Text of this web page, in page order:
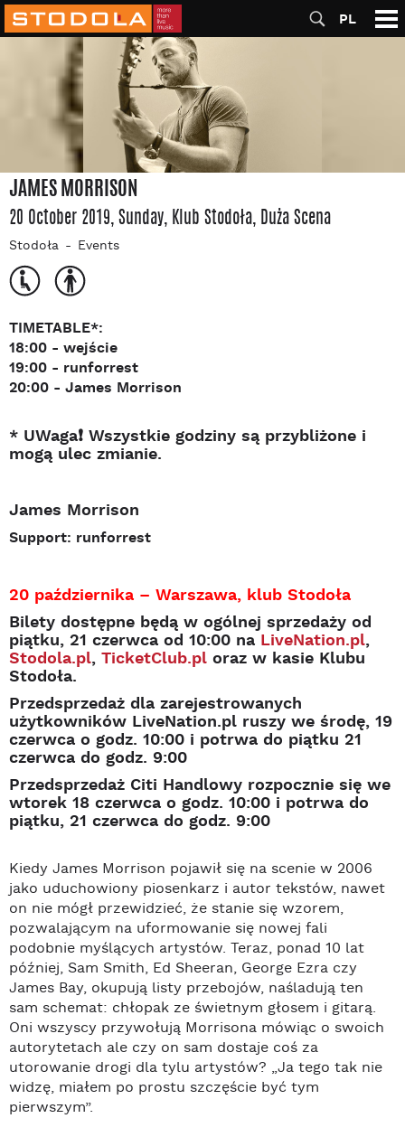
PL
JAMES MORRISON
20 October 2019, Sunday, Klub Stodoła, Duża Scena
Stodoła Events
TIMETABLE*:
18:00 - wejście
19:00 - runforrest
20:00 - James Morrison
* UWaga❗ Wszystkie godziny są przybliżone i
mogą ulec zmianie.
James Morrison
Support: runforrest
20 października – Warszawa, klub Stodoła
Bilety dostępne będą w ogólnej sprzedaży od
piątku, 21 czerwca od 10:00 na LiveNation.pl,
Stodola.pl, TicketClub.pl oraz w kasie Klubu
Stodoła.
Przedsprzedaż dla zarejestrowanych
użytkowników LiveNation.pl ruszy we środę, 19
czerwca o godz. 10:00 i potrwa do piątku 21
czerwca do godz. 9:00
Przedsprzedaż Citi Handlowy rozpocznie się we
wtorek 18 czerwca o godz. 10:00 i potrwa do
piątku, 21 czerwca do godz. 9:00
Kiedy James Morrison pojawił się na scenie w 2006
jako uduchowiony piosenkarz i autor tekstów, nawet
on nie mógł przewidzieć, że stanie się wzorem,
pozwalającym na uformowanie się nowej fali
podobnie myślących artystów. Teraz, ponad 10 lat
później, Sam Smith, Ed Sheeran, George Ezra czy
James Bay, okupują listy przebojów, naśladują ten
sam schemat: chłopak ze świetnym głosem i gitarą.
Oni wszyscy przywołują Morrisona mówiąc o swoich
autorytetach ale czy on sam dostaje coś za
utorowanie drogi dla tylu artystów? „Ja tego tak nie
widzę, miałem po prostu szczęście być tym
pierwszym”.